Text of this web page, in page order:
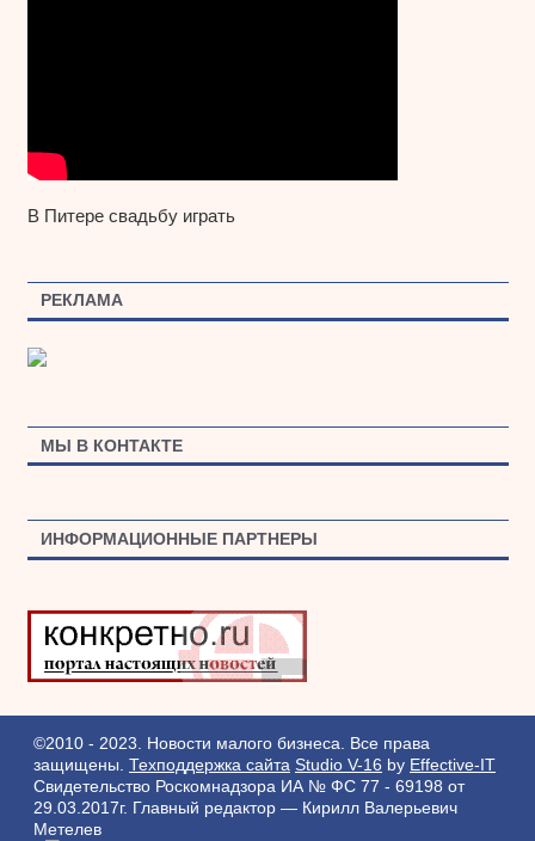
В Питере свадьбу играть
РЕКЛАМА
МЫ В КОНТАКТЕ
ИНФОРМАЦИОННЫЕ ПАРТНЕРЫ
©2010 - 2023. Новости малого бизнеса. Все права
защищены. Техподдержка сайта Studio V-16 by Effective-IT
Свидетельство Роскомнадзора ИА № ФС 77 - 69198 от
29.03.2017г.